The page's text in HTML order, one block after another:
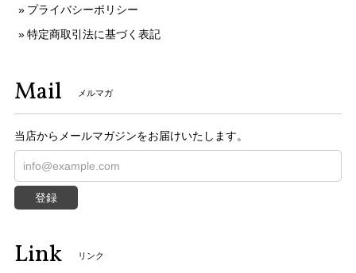
プライバシーポリシー
特定商取引法に基づく表記
Mail メルマガ
当店からメールマガジンをお届けいたします。
登録
Link リンク